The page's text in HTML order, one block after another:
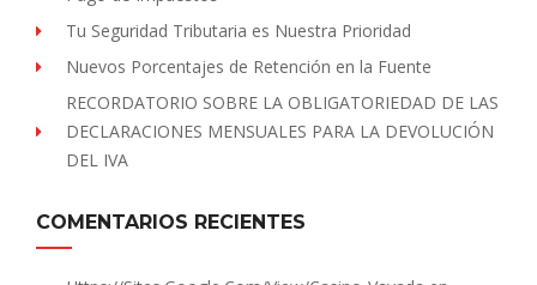
Tu Seguridad Tributaria es Nuestra Prioridad
Nuevos Porcentajes de Retención en la Fuente
RECORDATORIO SOBRE LA OBLIGATORIEDAD DE LAS
DECLARACIONES MENSUALES PARA LA DEVOLUCIÓN
DEL IVA
COMENTARIOS RECIENTES